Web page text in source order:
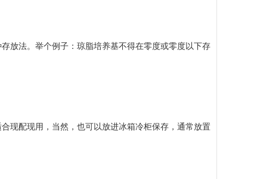
放法。举个例子：琼脂培养基不得在零度或零度以下存
现配现用，当然，也可以放进冰箱冷柜保存，通常放置